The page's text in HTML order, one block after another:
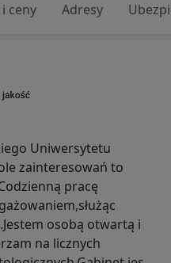
i ceny Adresy
Uniwersytetu
zainteresowań to
pracę
osobą otwartą i
na licznych